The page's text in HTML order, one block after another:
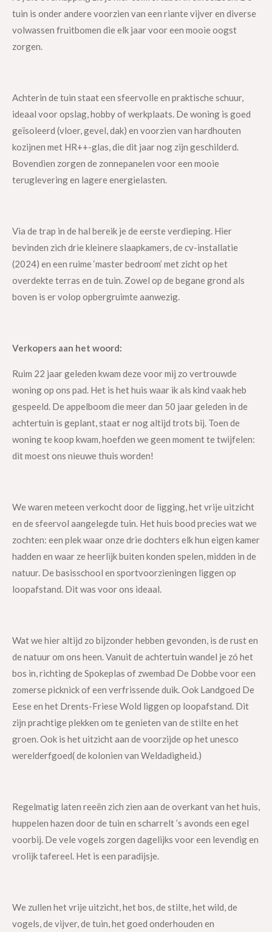
tuin is onder andere voorzien van een riante vijver en diverse
volwassen fruitbomen die elk jaar voor een mooie oogst
zorgen.
Achterin de tuin staat een sfeervolle en praktische schuur,
ideaal voor opslag, hobby of werkplaats. De woning is goed
geïsoleerd (vloer, gevel, dak) en voorzien van hardhouten
kozijnen met HR++-glas, die dit jaar nog zijn geschilderd.
Bovendien zorgen de zonnepanelen voor een mooie
teruglevering en lagere energielasten.
Via de trap in de hal bereik je de eerste verdieping. Hier
bevinden zich drie kleinere slaapkamers, de cv-installatie
(2024) en een ruime ‘master bedroom’ met zicht op het
overdekte terras en de tuin. Zowel op de begane grond als
boven is er volop opbergruimte aanwezig.
Verkopers aan het woord:
Ruim 22 jaar geleden kwam deze voor mij zo vertrouwde
woning op ons pad. Het is het huis waar ik als kind vaak heb
gespeeld. De appelboom die meer dan 50 jaar geleden in de
achtertuin is geplant, staat er nog altijd trots bij. Toen de
woning te koop kwam, hoefden we geen moment te twijfelen:
dit moest ons nieuwe thuis worden!
We waren meteen verkocht door de ligging, het vrije uitzicht
en de sfeervol aangelegde tuin. Het huis bood precies wat we
zochten: een plek waar onze drie dochters elk hun eigen kamer
hadden en waar ze heerlijk buiten konden spelen, midden in de
natuur. De basisschool en sportvoorzieningen liggen op
loopafstand. Dit was voor ons ideaal.
Wat we hier altijd zo bijzonder hebben gevonden, is de rust en
de natuur om ons heen. Vanuit de achtertuin wandel je zó het
bos in, richting de Spokeplas of zwembad De Dobbe voor een
zomerse picknick of een verfrissende duik. Ook Landgoed De
Eese en het Drents-Friese Wold liggen op loopafstand. Dit
zijn prachtige plekken om te genieten van de stilte en het
groen. Ook is het uitzicht aan de voorzijde op het unesco
werelderfgoed( de kolonien van Weldadigheid.)
Regelmatig laten reeën zich zien aan de overkant van het huis,
huppelen hazen door de tuin en scharrelt ’s avonds een egel
voorbij. De vele vogels zorgen dagelijks voor een levendig en
vrolijk tafereel. Het is een paradijsje.
We zullen het vrije uitzicht, het bos, de stilte, het wild, de
vogels, de vijver, de tuin, het goed onderhouden en